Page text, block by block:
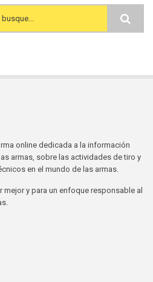
online dedicada a la información
armas, sobre las actividades de tiro y
en el mundo de las armas.
y para un enfoque responsable al